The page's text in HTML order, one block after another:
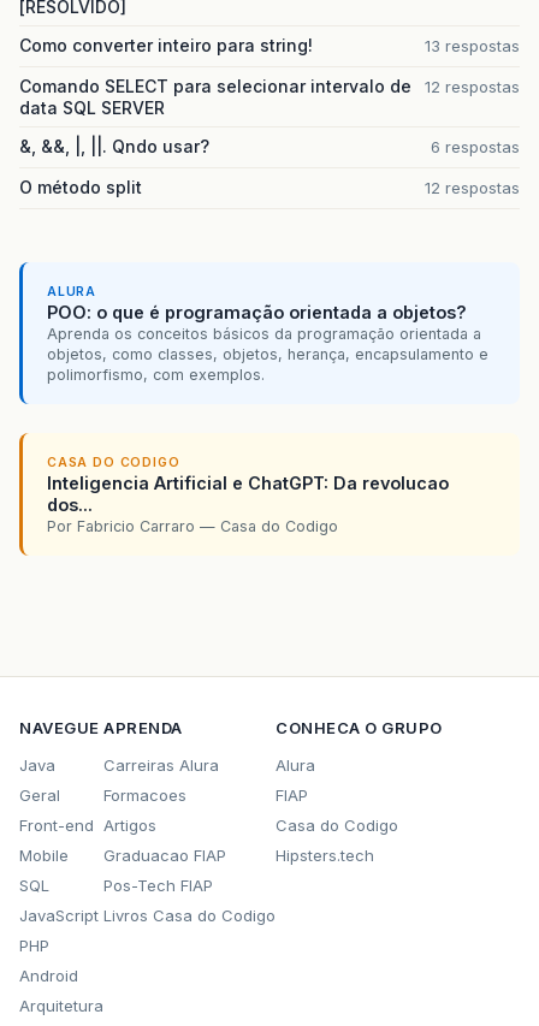
[RESOLVIDO]
Como converter inteiro para string!
13 respostas
Comando SELECT para selecionar intervalo de
data SQL SERVER
12 respostas
&, &&, |, ||. Qndo usar? 6 respostas
O método split 12 respostas
ALURA
POO: o que é programação orientada a objetos?
Aprenda os conceitos básicos da programação orientada a
objetos, como classes, objetos, herança, encapsulamento e
polimorfismo, com exemplos.
CASA DO CODIGO
Inteligencia Artificial e ChatGPT: Da revolucao
dos...
Por Fabricio Carraro — Casa do Codigo
NAVEGUE
Java
Geral
Front-end
Mobile
SQL
JavaScript
PHP
Android
Arquitetura
APRENDA
Carreiras Alura
Formacoes
Artigos
Graduacao FIAP
Pos-Tech FIAP
Livros Casa do Codigo
CONHECA O GRUPO
Alura
FIAP
Casa do Codigo
Hipsters.tech